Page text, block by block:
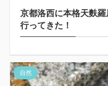
京都洛西に本格天麩
行ってきた！
自然